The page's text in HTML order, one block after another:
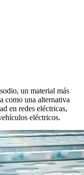
un material más
como una alternativa
en redes eléctricas,
eléctricos.